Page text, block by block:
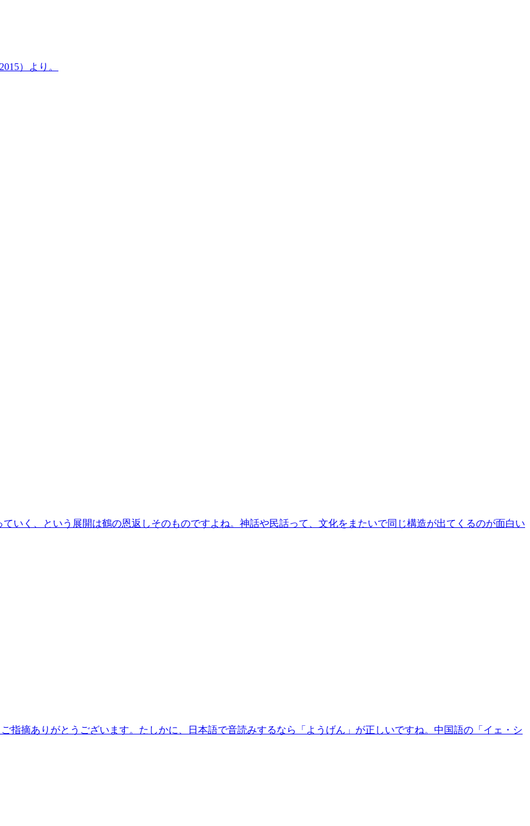
）より。
く、という展開は鶴の恩返しそのものですよね。神話や民話って、文化をまたいで同じ構造が出てくるのが面白い
指摘ありがとうございます。たしかに、日本語で音読みするなら「ようげん」が正しいですね。中国語の「イェ・シ